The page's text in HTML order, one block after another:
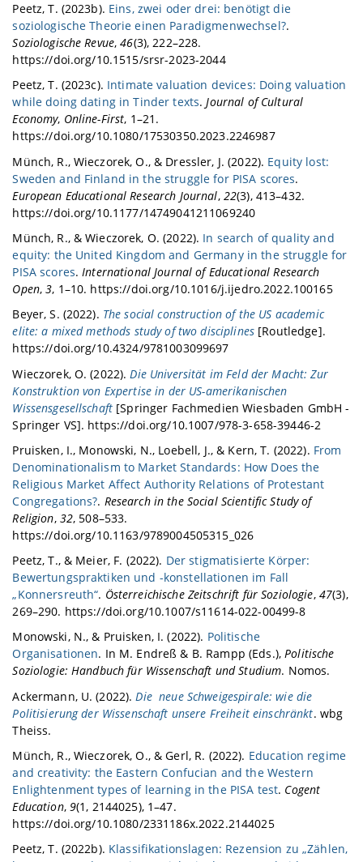
Peetz, T. (2023b). Eins, zwei oder drei: benötigt die
soziologische Theorie einen Paradigmenwechsel?.
Soziologische Revue,46(3), 222–228.
https://doi.org/10.1515/srsr-2023-2044
Peetz, T. (2023c). Intimate valuation devices: Doing valuation
while doing dating in Tinder texts.Journal of Cultural
Economy, Online-First, 1–21.
https://doi.org/10.1080/17530350.2023.2246987
Münch, R., Wieczorek, O., & Dressler, J. (2022). Equity lost:
Sweden and Finland in the struggle for PISA scores.
European Educational Research Journal, 22(3), 413–432.
https://doi.org/10.1177/14749041211069240
Münch, R., & Wieczorek, O. (2022). In search of quality and
equity: the United Kingdom and Germany in the struggle for
PISA scores.International Journal of Educational Research
Open,3, 1–10. https://doi.org/10.1016/j.ijedro.2022.100165
Beyer, S. (2022). The social construction of the US academic
elite: a mixed methods study of two disciplines[Routledge].
https://doi.org/10.4324/9781003099697
Wieczorek, O. (2022). Die Universität im Feld der Macht: Zur
Konstruktion von Expertise in der US-amerikanischen
Wissensgesellschaft [Springer Fachmedien Wiesbaden GmbH -
Springer VS]. https://doi.org/10.1007/978-3-658-39446-2
Pruisken, I., Monowski, N., Loebell, J., & Kern, T. (2022). From
Denominationalism to Market Standards: How Does the
Religious Market Affect Authority Relations of Protestant
Congregations?. Research in the Social Scientific Study of
Religion, 32, 508–533.
https://doi.org/10.1163/9789004505315_026
Peetz, T., & Meier, F. (2022). Der stigmatisierte Körper:
Bewertungspraktiken und -konstellationen im Fall
„Konnersreuth“. Österreichische Zeitschrift für Soziologie, 47(3),
269–290. https://doi.org/10.1007/s11614-022-00499-8
Monowski, N., & Pruisken, I. (2022). Politische
Organisationen. In M. Endreß & B. Rampp (Eds.),Politische
Soziologie: Handbuch für Wissenschaft und Studium. Nomos.
Ackermann, U. (2022). Die neue Schweigespirale: wie die
Politisierung der Wissenschaft unsere Freiheit einschränkt. wbg
Theiss.
Münch, R., Wieczorek, O., & Gerl, R. (2022). Education regime
and creativity: the Eastern Confucian and the Western
Enlightenment types of learning in the PISA test. Cogent
Education, 9(1, 2144025), 1–47.
https://doi.org/10.1080/2331186x.2022.2144025
Peetz, T. (2022b). Klassifikationslagen: Rezension zu „Zählen,